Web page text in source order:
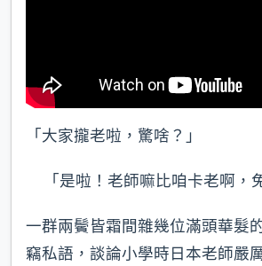
「大家攏老啦，驚啥？」
「是啦！老師嘛比咱卡老啊，
一群兩鬢皆霜間雜幾位滿頭華髮
竊私語，談論小學時日本老師嚴